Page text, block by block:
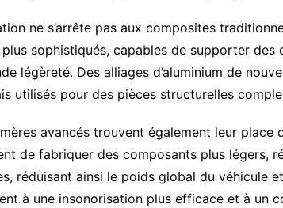
ne s’arrête pas aux composites
sophistiqués, capables de supporter
légèreté. Des alliages d’aluminium de
utilisés pour des pièces structurelles
avancés trouvent également leur place
de fabriquer des composants plus légers,
réduisant ainsi le poids global du véhicule
à une insonorisation plus efficace et à un